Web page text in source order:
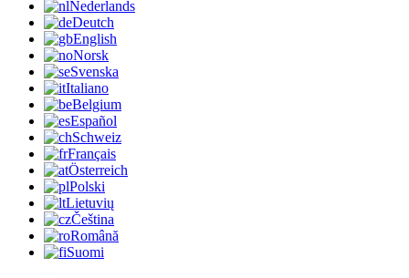
Nederlands
Deutch
English
Norsk
Svenska
Italiano
Belgium
Español
Schweiz
Français
Österreich
Polski
Lietuvių
Čeština
Română
Suomi